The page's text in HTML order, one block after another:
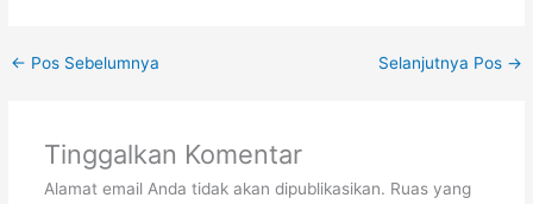
← Pos Sebelumnya Selanjutnya Pos →
Tinggalkan Komentar
Alamat email Anda tidak akan dipublikasikan. Ruas yang